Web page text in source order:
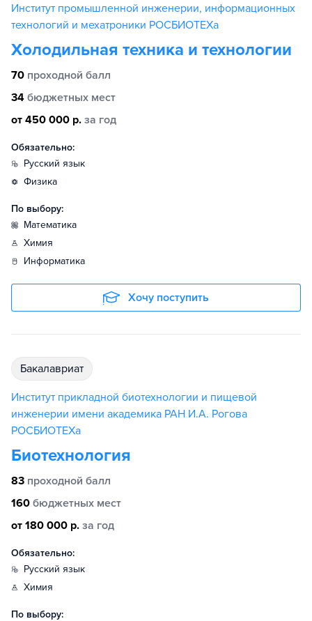
Институт промышленной инженерии, информационных
технологий и мехатроники РОСБИОТЕХа
Холодильная техника и технологии
70 проходной балл
34 бюджетных мест
от 450 000 р. за год
Обязательно:
русский язык
физика
По выбору:
математика
химия
информатика
Хочу поступить
бакалавриат
Институт прикладной биотехнологии и пищевой
инженерии имени академика РАН И.А. Рогова
РОСБИОТЕХа
Биотехнология
83 проходной балл
160 бюджетных мест
от 180 000 р. за год
Обязательно:
русский язык
химия
По выбору: